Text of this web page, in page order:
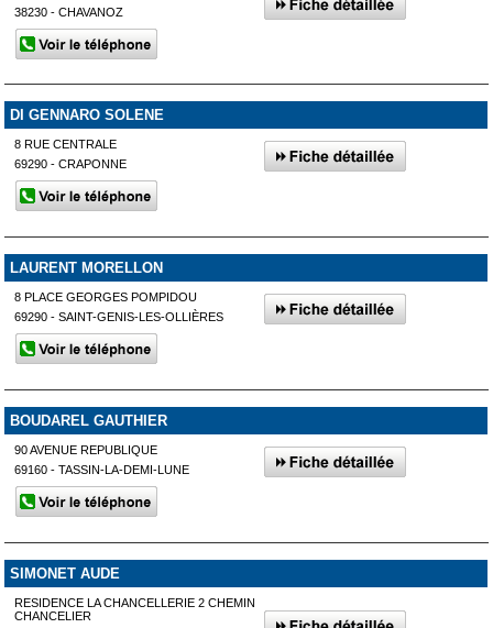
38230 - CHAVANOZ
DI GENNARO SOLENE
8 RUE CENTRALE
69290 - CRAPONNE
LAURENT MORELLON
8 PLACE GEORGES POMPIDOU
69290 - SAINT-GENIS-LES-OLLIÈRES
BOUDAREL GAUTHIER
90 AVENUE REPUBLIQUE
69160 - TASSIN-LA-DEMI-LUNE
SIMONET AUDE
RESIDENCE LA CHANCELLERIE 2 CHEMIN
CHANCELIER